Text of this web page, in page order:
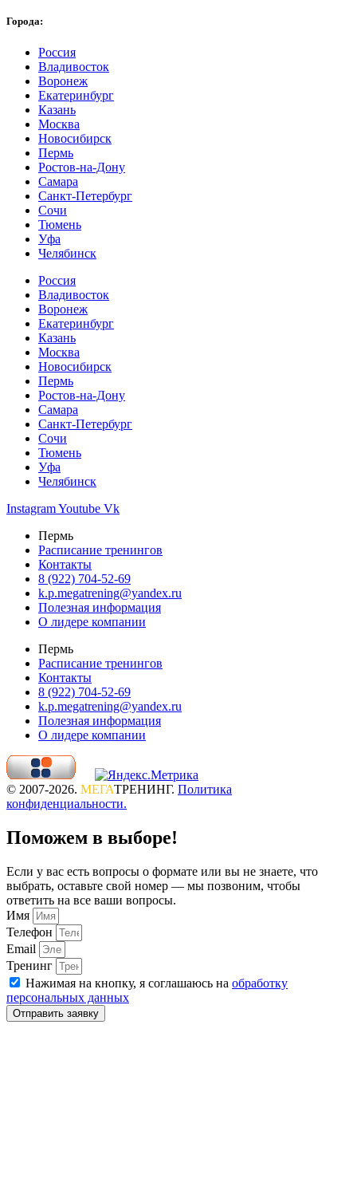
Города:
Россия
Владивосток
Воронеж
Екатеринбург
Казань
Москва
Новосибирск
Пермь
Ростов-на-Дону
Самара
Санкт-Петербург
Сочи
Тюмень
Уфа
Челябинск
Россия
Владивосток
Воронеж
Екатеринбург
Казань
Москва
Новосибирск
Пермь
Ростов-на-Дону
Самара
Санкт-Петербург
Сочи
Тюмень
Уфа
Челябинск
InstagramYoutube Vk
Пермь
Расписание тренингов
Контакты
8 (922) 704-52-69
k.p.megatrening@yandex.ru
Полезная информация
О лидере компании
Пермь
Расписание тренингов
Контакты
8 (922) 704-52-69
k.p.megatrening@yandex.ru
Полезная информация
О лидере компании
© 2007-2026. МЕГАТРЕНИНГ. Политика
конфиденциальности.
Поможем в выборе!
Если у вас есть вопросы о формате или вы не знаете, что
выбрать, оставьте свой номер — мы позвоним, чтобы
ответить на все ваши вопросы.
Имя
Телефон
Email
Тренинг
Нажимая на кнопку, я соглашаюсь на обработку
персональных данных
Отправить заявку